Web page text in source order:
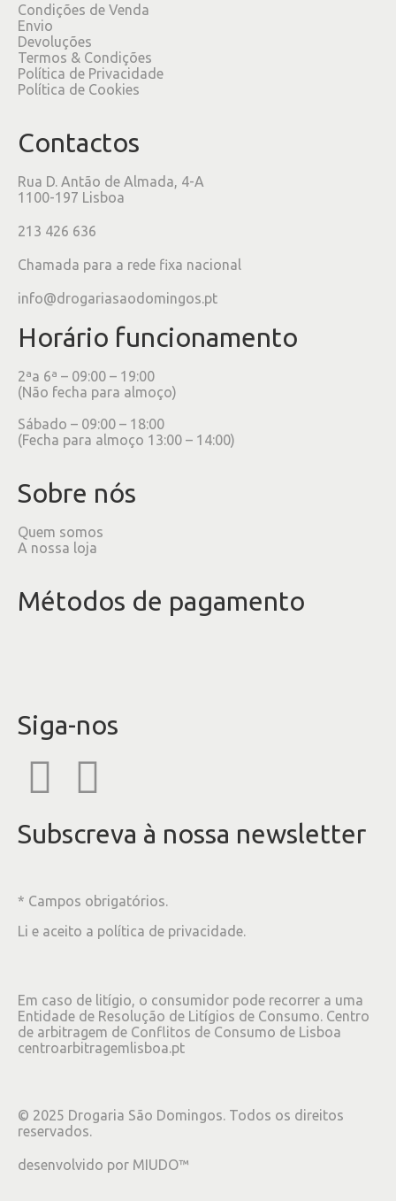
Condições de Venda
Envio
Devoluções
Termos & Condições
Política de Privacidade
Política de Cookies
Contactos
Rua D. Antão de Almada, 4-A
1100-197 Lisboa
213 426 636
Chamada para a rede fixa nacional
info@drogariasaodomingos.pt
Horário funcionamento
2ªa 6ª – 09:00 – 19:00
(Não fecha para almoço)
Sábado – 09:00 – 18:00
(Fecha para almoço 13:00 – 14:00)
Sobre nós
Quem somos
A nossa loja
Métodos de pagamento
Siga-nos
Subscreva à nossa newsletter
* Campos obrigatórios.
Li e aceito a política de privacidade.
Em caso de litígio, o consumidor pode recorrer a uma
Entidade de Resolução de Litígios de Consumo. Centro
de arbitragem de Conflitos de Consumo de Lisboa
centroarbitragemlisboa.pt
© 2025 Drogaria São Domingos. Todos os direitos
reservados.
desenvolvido por MIUDO™